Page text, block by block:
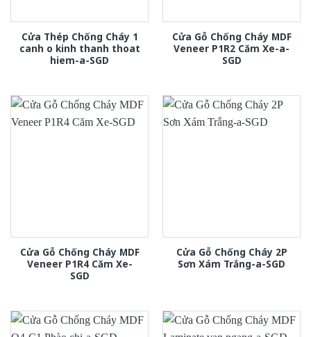
Cửa Thép Chống Cháy 1
canh o kinh thanh thoat
hiem-a-SGD
Cửa Gỗ Chống Cháy MDF
Veneer P1R2 Căm Xe-a-
SGD
Cửa Gỗ Chống Cháy MDF
Veneer P1R4 Căm Xe-
SGD
Cửa Gỗ Chống Cháy 2P
Sơn Xám Trắng-a-SGD